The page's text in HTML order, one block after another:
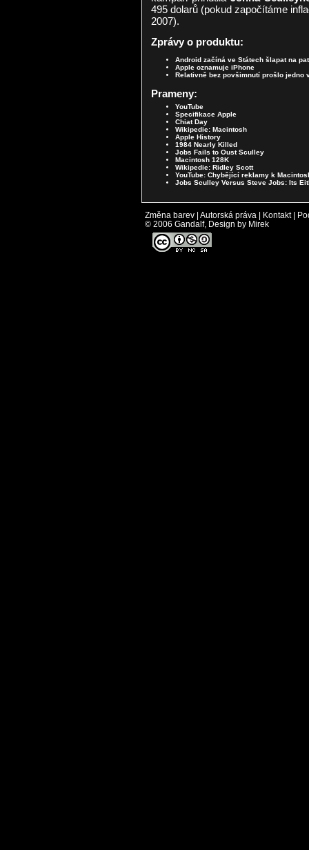
495 dolarů (pokud započítáme
2007).
Zprávy o produktu:
Android začíná ve Státech šlapat na
Apple oznamuje iPhone
Relativně bez povšimnutí prošlo jedno
Prameny:
YouTube
Specifikace Apple
Chiat Day
Wikipedie: Macintosh
Apple History
1984 Nearly Killed
Jobs Fails to Oust Sculley
Macintosh 128K
Wikipedie: Ridley Scott
YouTube: Chybějící reklamy k
Jobs Sculley Versus Steve Jobs: Its
Změna barev Autorská práva Kontakt|
© 2006 Gandalf, Design by Mirek